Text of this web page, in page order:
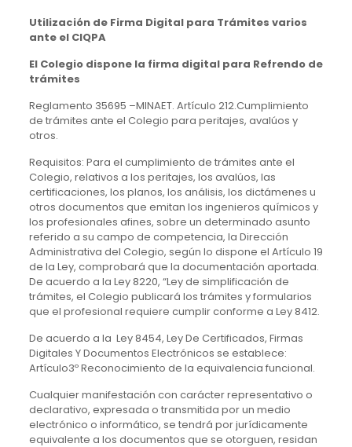
Utilización de Firma Digital para Trámites varios
ante el CIQPA
El Colegio dispone la firma digital para Refrendo de
trámites
Reglamento 35695 –MINAET. Artículo 212.Cumplimiento
de trámites ante el Colegio para peritajes, avalúos y
otros.
Requisitos: Para el cumplimiento de trámites ante el
Colegio, relativos a los peritajes, los avalúos, las
certificaciones, los planos, los análisis, los dictámenes u
otros documentos que emitan los ingenieros químicos y
los profesionales afines, sobre un determinado asunto
referido a su campo de competencia, la Dirección
Administrativa del Colegio, según lo dispone el Artículo 19
de la Ley, comprobará que la documentación aportada.
De acuerdo a la Ley 8220, “Ley de simplificación de
trámites, el Colegio publicará los trámites y formularios
que el profesional requiere cumplir conforme a Ley 8412.
De acuerdo a la Ley 8454, Ley De Certificados, Firmas
Digitales Y Documentos Electrónicos se establece:
Artículo3º Reconocimiento de la equivalencia funcional.
Cualquier manifestación con carácter representativo o
declarativo, expresada o transmitida por un medio
electrónico o informático, se tendrá por jurídicamente
equivalente a los documentos que se otorguen, residan